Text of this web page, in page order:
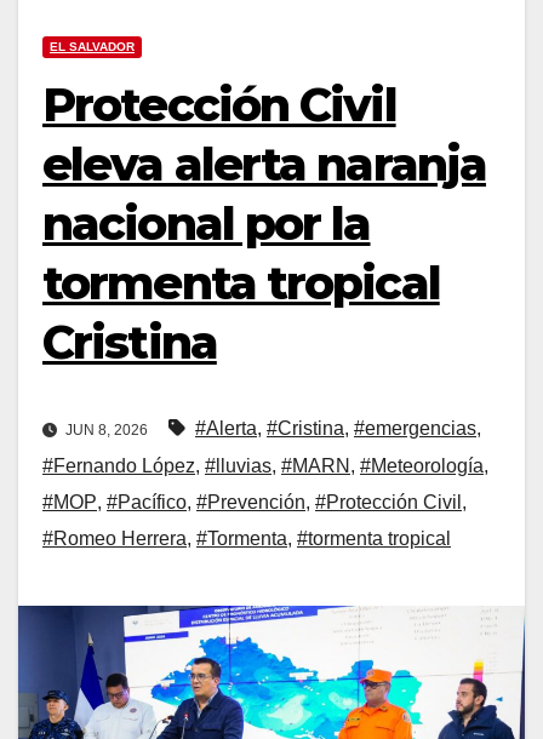
EL SALVADOR
Protección Civil
eleva alerta naranja
nacional por la
tormenta tropical
Cristina
JUN 8, 2026 #Alerta, #Cristina, #emergencias,
#Fernando López, #lluvias, #MARN , #Meteorología,
#MOP, #Pacífico, #Prevención, #Protección Civil ,
#Romeo Herrera, #Tormenta, #tormenta tropical